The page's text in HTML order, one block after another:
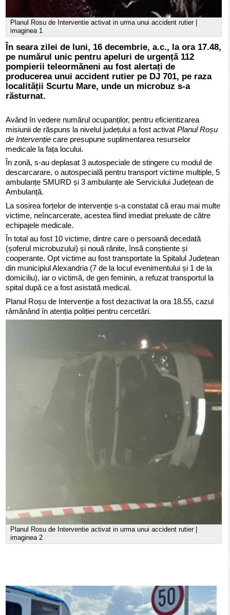
Planul Rosu de Interventie activat in urma unui accident rutier |
imaginea 1
În seara zilei de luni, 16 decembrie, a.c., la ora 17.48,
pe numărul unic pentru apeluri de urgență 112
pompierii teleormăneni au fost alertați de
producerea unui accident rutier pe DJ 701, pe raza
localității Scurtu Mare, unde un microbuz s-a
răsturnat.
Având în vedere numărul ocupanților, pentru eficientizarea
misiunii de răspuns la nivelul județului a fost activatPlanul Roșu
de Intervenție care presupune suplimentarea resurselor
medicale la fața locului.
În zonă, s-au deplasat 3 autospeciale de stingere cu modul de
descarcarare, o autospecială pentru transport victime multiple, 5
ambulanțe SMURD și 3 ambulanțe ale Serviciului Județean de
Ambulanță.
La sosirea forțelor de intervenție s-a constatat că erau mai multe
victime, neîncarcerate, acestea fiind imediat preluate de către
echipajele medicale.
În total au fost 10 victime, dintre care o persoană decedată
(șoferul microbuzului) și nouă rănite, însă conștiente și
cooperante. Opt victime au fost transportate la Spitalul Județean
din municipiul Alexandria (7 de la locul evenimentului și 1 de la
domiciliu), iar o victimă, de gen feminin, a refuzat transportul la
spital după ce a fost asistată medical.
Planul Roșu de Intervenție a fost dezactivat la ora 18.55, cazul
rămânând în atenția poliției pentru cercetări.
Planul Rosu de Interventie activat in urma unui accident rutier |
imaginea 2